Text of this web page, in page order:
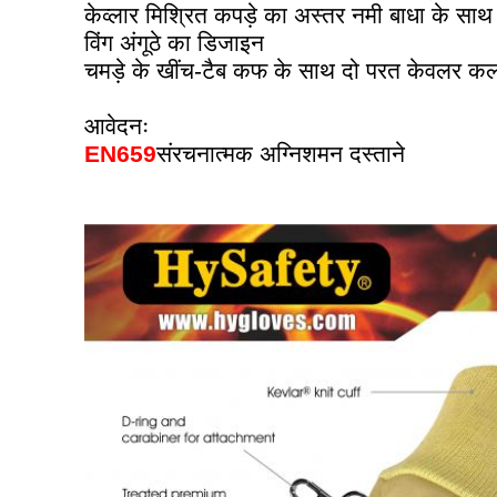
केव्लार मिश्रित कपड़े का अस्तर नमी बाधा के साथ
विंग अंगूठे का डिजाइन
चमड़े के खींच-टैब कफ के साथ दो परत केवलर
आवेदनः
EN659संरचनात्मक अग्निशमन दस्ताने